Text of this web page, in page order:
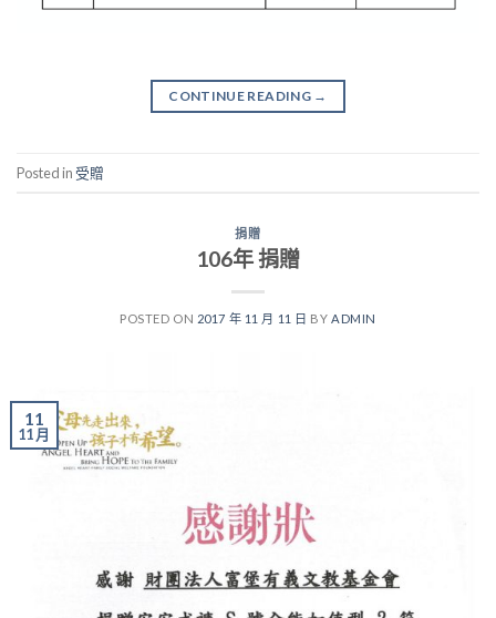
CONTINUE READING →
Posted in 受贈
捐贈
106年 捐贈
POSTED ON 2017 年 11 月 11 日 BY ADMIN
11
11 月